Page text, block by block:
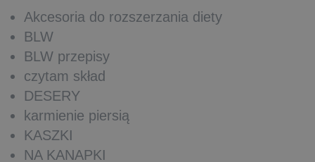
Akcesoria do rozszerzania diety
BLW
BLW przepisy
czytam skład
DESERY
karmienie piersią
KASZKI
NA KANAPKI